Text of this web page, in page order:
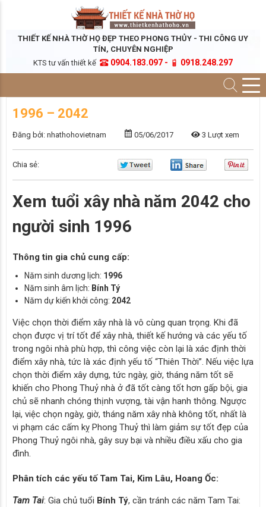
THIẾT KẾ NHÀ THỜ HỌ ĐẸP THEO PHONG THỦY - THI CÔNG UY
TÍN, CHUYÊN NGHIỆP
KTS tư vấn thiết kế
0904.183.097 - 0918.248.297
1996 – 2042
Đăng bởi: nhathohovietnam 05/06/2017 3 Lượt xem
Chia sẻ:
Xem tuổi xây nhà năm 2042 cho
người sinh 1996
Thông tin gia chủ cung cấp:
Năm sinh dương lịch: 1996
Năm sinh âm lịch: Bính Tý
Năm dự kiến khởi công: 2042
Việc chọn thời điểm xây nhà là vô cùng quan trọng. Khi đã
chọn được vị trí tốt để xây nhà, thiết kế hướng và các yếu tố
trong ngôi nhà phù hợp, thì công việc còn lại là xác định thời
điểm xây nhà, tức là xác định yếu tố “Thiên Thời”. Nếu việc lựa
chọn thời điểm xây dựng, tức ngày, giờ, tháng năm tốt sẽ
khiến cho Phong Thuỷ nhà ở đã tốt càng tốt hơn gấp bội, gia
chủ sẽ nhanh chóng thịnh vượng, tài vận hanh thông. Ngược
lại, việc chọn ngày, giờ, tháng năm xây nhà không tốt, nhất là
vi phạm các cấm kỵ Phong Thuỷ thì làm giảm sự tốt đẹp của
Phong Thuỷ ngôi nhà, gây suy bại và nhiều điều xấu cho gia
đình.
Phân tích các yếu tố Tam Tai, Kim Lâu, Hoang Ốc:
Tam Tai: Gia chủ tuổi Bính Tý, cần tránh các năm Tam Tai: